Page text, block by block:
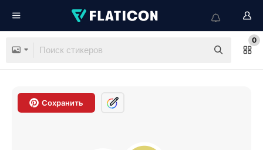
0
Сохранить